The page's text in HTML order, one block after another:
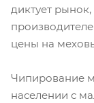
диктует
цены на
Чипирование
населении с